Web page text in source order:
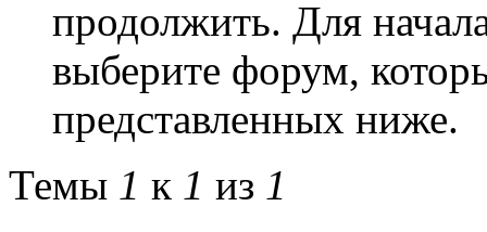
продолжить. Для
выберите форум,
представленных ниже.
Темы 1 к 1 из 1